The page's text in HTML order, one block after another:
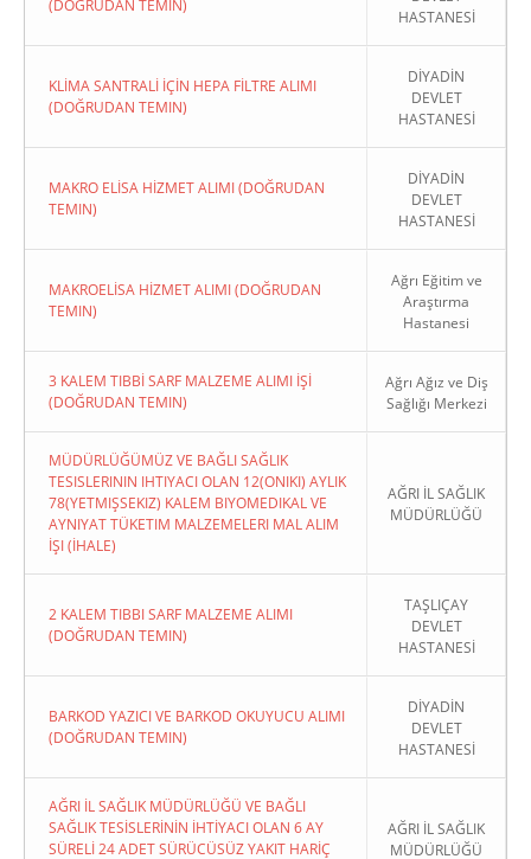
(DOĞRUDAN TEMIN)
HASTANESİ
KLİMA SANTRALİ İÇİN HEPA FİLTRE ALIMI
(DOĞRUDAN TEMIN)
DİYADİN
DEVLET
HASTANESİ
MAKRO ELİSA HİZMET ALIMI (DOĞRUDAN
TEMIN)
DİYADİN
DEVLET
HASTANESİ
MAKROELİSA HİZMET ALIMI (DOĞRUDAN
TEMIN)
Ağrı Eğitim ve
Araştırma
Hastanesi
3 KALEM TIBBİ SARF MALZEME ALIMI İŞİ
(DOĞRUDAN TEMIN)
Ağrı Ağız ve Diş
Sağlığı Merkezi
MÜDÜRLÜĞÜMÜZ VE BAĞLI SAĞLIK
TESISLERININ IHTIYACI OLAN 12(ONIKI) AYLIK
78(YETMIŞSEKIZ) KALEM BIYOMEDIKAL VE
AYNIYAT TÜKETIM MALZEMELERI MAL ALIM
İŞI (İHALE)
AĞRI İL SAĞLIK
MÜDÜRLÜĞÜ
2 KALEM TIBBI SARF MALZEME ALIMI
(DOĞRUDAN TEMIN)
TAŞLIÇAY
DEVLET
HASTANESİ
BARKOD YAZICI VE BARKOD OKUYUCU ALIMI
(DOĞRUDAN TEMIN)
DİYADİN
DEVLET
HASTANESİ
AĞRI İL SAĞLIK MÜDÜRLÜĞÜ VE BAĞLI
SAĞLIK TESİSLERİNİN İHTİYACI OLAN 6 AY
SÜRELİ 24 ADET SÜRÜCÜSÜZ YAKIT HARİÇ
AĞRI İL SAĞLIK
MÜDÜRLÜĞÜ